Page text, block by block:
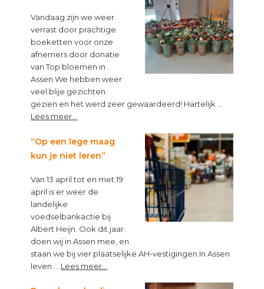
groot
verschil!
Vandaag zijn we weer
verrast door prachtige
boeketten voor onze
afnemers door donatie
van Top bloemen in
Assen.We hebben weer
veel blije gezichten
gezien en het werd zeer gewaardeerd! Hartelijk …
Lees meer...
van
Topbloemen!
“Op een lege maag
kun je niet leren”
Van 13 april tot en met 19
april is er weer de
landelijke
voedselbankactie bij
Albert Heijn. Ook dit jaar
doen wij in Assen mee, en
staan we bij vier plaatselijke AH-vestigingen.In Assen
leven … Lees meer...